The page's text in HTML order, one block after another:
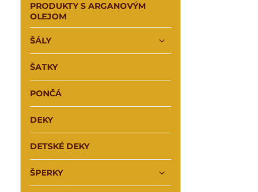
PRODUKTY S ARGANOVÝM
OLEJOM
ŠÁLY
ŠATKY
PONČÁ
DEKY
DETSKÉ DEKY
ŠPERKY